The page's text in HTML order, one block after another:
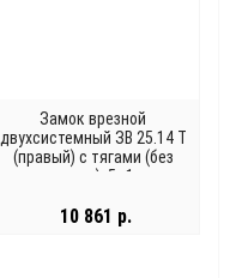
Замок врезной
двухсистемный ЗВ 25.14 Т
(правый) с тягами (без
накладок), 5+1 кл.
10 861 р.